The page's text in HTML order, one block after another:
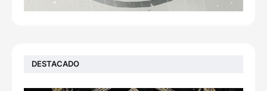
DESTACADO